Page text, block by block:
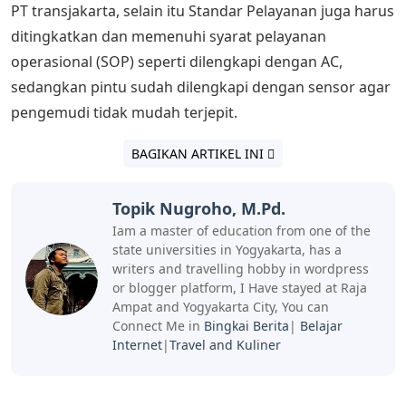
PT transjakarta, selain itu Standar Pelayanan juga harus
ditingkatkan dan memenuhi syarat pelayanan
operasional (SOP) seperti dilengkapi dengan AC,
sedangkan pintu sudah dilengkapi dengan sensor agar
pengemudi tidak mudah terjepit.
BAGIKAN ARTIKEL INI
Topik Nugroho, M.Pd.
Iam a master of education from one of the
state universities in Yogyakarta, has a
writers and travelling hobby in wordpress
or blogger platform, I Have stayed at Raja
Ampat and Yogyakarta City, You can
Connect Me in Bingkai Berita | Belajar
Internet|Travel and Kuliner